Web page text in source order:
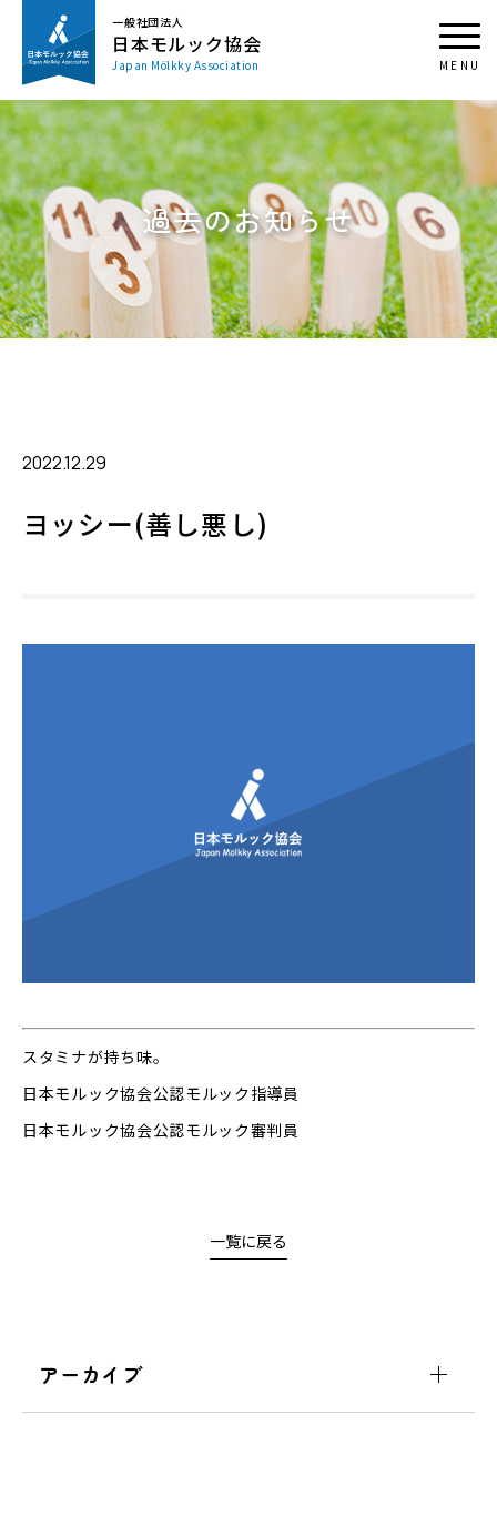
一般社団法人
日本モルック協会
Japan Mölkky Association
過去のお知らせ
2022.12.29
ヨッシー(善し悪し)
スタミナが持ち味。
日本モルック協会公認モルック指導員
日本モルック協会公認モルック審判員
一覧に戻る
アーカイブ